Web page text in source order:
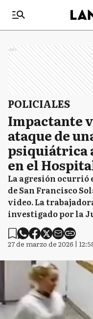
Ads
POLICIALES
Impactante
ataque de
psiquiátrica
en el
La agresión ocurrió
de San Francisco
video. La
investigado por la
27 de marzo de 2026 |